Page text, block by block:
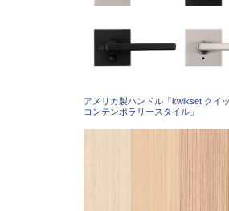
アメリカ製ハンドル「kwikset クイ
コンテンポラリースタイル」